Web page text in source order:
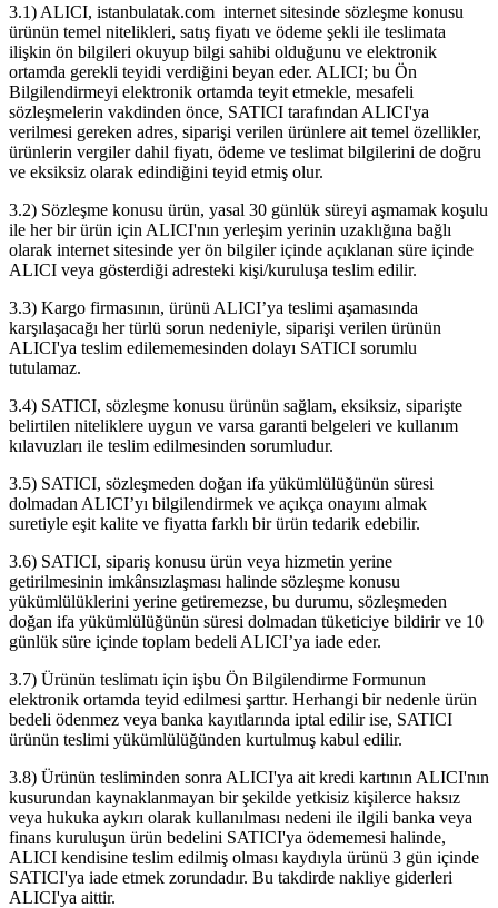
3.1) ALICI, istanbulatak.com internet sitesinde sözleşme konusu
ürünün temel nitelikleri, satış fiyatı ve ödeme şekli ile teslimata
ilişkin ön bilgileri okuyup bilgi sahibi olduğunu ve elektronik
ortamda gerekli teyidi verdiğini beyan eder. ALICI; bu Ön
Bilgilendirmeyi elektronik ortamda teyit etmekle, mesafeli
sözleşmelerin vakdinden önce, SATICI tarafından ALICI'ya
verilmesi gereken adres, siparişi verilen ürünlere ait temel özellikler,
ürünlerin vergiler dahil fiyatı, ödeme ve teslimat bilgilerini de doğru
ve eksiksiz olarak edindiğini teyid etmiş olur.
3.2) Sözleşme konusu ürün, yasal 30 günlük süreyi aşmamak koşulu
ile her bir ürün için ALICI'nın yerleşim yerinin uzaklığına bağlı
olarak internet sitesinde yer ön bilgiler içinde açıklanan süre içinde
ALICI veya gösterdiği adresteki kişi/kuruluşa teslim edilir.
3.3) Kargo firmasının, ürünü ALICI’ya teslimi aşamasında
karşılaşacağı her türlü sorun nedeniyle, siparişi verilen ürünün
ALICI'ya teslim edilememesinden dolayı SATICI sorumlu
tutulamaz.
3.4) SATICI, sözleşme konusu ürünün sağlam, eksiksiz, siparişte
belirtilen niteliklere uygun ve varsa garanti belgeleri ve kullanım
kılavuzları ile teslim edilmesinden sorumludur.
3.5) SATICI, sözleşmeden doğan ifa yükümlülüğünün süresi
dolmadan ALICI’yı bilgilendirmek ve açıkça onayını almak
suretiyle eşit kalite ve fiyatta farklı bir ürün tedarik edebilir.
3.6) SATICI, sipariş konusu ürün veya hizmetin yerine
getirilmesinin imkânsızlaşması halinde sözleşme konusu
yükümlülüklerini yerine getiremezse, bu durumu, sözleşmeden
doğan ifa yükümlülüğünün süresi dolmadan tüketiciye bildirir ve 10
günlük süre içinde toplam bedeli ALICI’ya iade eder.
3.7) Ürünün teslimatı için işbu Ön Bilgilendirme Formunun
elektronik ortamda teyid edilmesi şarttır. Herhangi bir nedenle ürün
bedeli ödenmez veya banka kayıtlarında iptal edilir ise, SATICI
ürünün teslimi yükümlülüğünden kurtulmuş kabul edilir.
3.8) Ürünün tesliminden sonra ALICI'ya ait kredi kartının ALICI'nın
kusurundan kaynaklanmayan bir şekilde yetkisiz kişilerce haksız
veya hukuka aykırı olarak kullanılması nedeni ile ilgili banka veya
finans kuruluşun ürün bedelini SATICI'ya ödememesi halinde,
ALICI kendisine teslim edilmiş olması kaydıyla ürünü 3 gün içinde
SATICI'ya iade etmek zorundadır. Bu takdirde nakliye giderleri
ALICI'ya aittir.